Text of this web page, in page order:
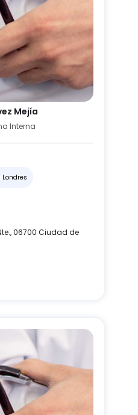
Mejía
Interna
06700 Ciudad de